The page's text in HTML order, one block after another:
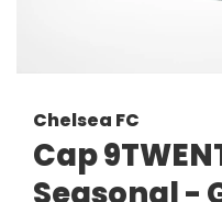
Chelsea FC
Cap